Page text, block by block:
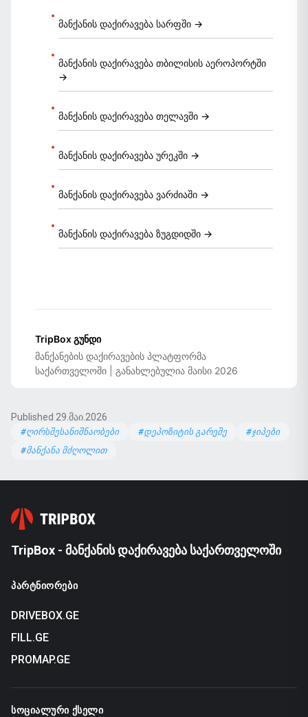
მანქანის დაქირავება სარფში →
მანქანის დაქირავება თბილისის აეროპორტში
→
მანქანის დაქირავება თელავში →
მანქანის დაქირავება ურეკში →
მანქანის დაქირავება ვარძიაში →
მანქანის დაქირავება ზუგდიდში →
TripBox გუნდი
მანქანების დაქირავების პლატფორმა
საქართველოში | განახლებულია მაისი 2026
Published 29.მაი.2026
#ღირსშესანიშნაობები #დეპოზიტის გარეშე
#ჯიპები
#მანქანა მძღოლით
TripBox - მანქანის დაქირავება საქართველოში
ᲞᲐᲠᲢᲜᲘᲝᲠᲔᲑᲘ
DRIVEBOX.GE
FILL.GE
PROMAP.GE
ᲡᲝᲪᲘᲐᲚᲣᲠᲘ ᲥᲡᲔᲚᲘ